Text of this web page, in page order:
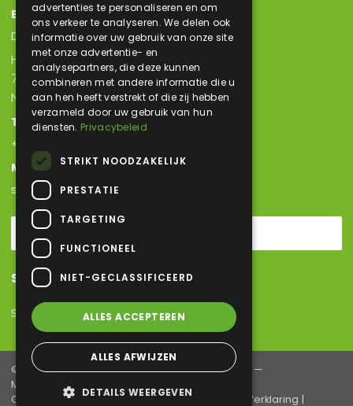
Bezoekadres
Dutch Bolting Company B.V.
Hoornaar 11
7317 BR Apeldoorn
Nederland
Telefoon
+31 (0) 55 303 2180
Mail
sales@hetraco.com
Sitemap
Sitemap
© 2026 Hetraco B.V. —Concept en design door
—
Maatwerk website
Cookies
WCAG verklaring Sitemap Privacy Verklaring
advertenties te personaliseren en om
ons verkeer te analyseren. We delen ook
informatie over uw gebruik van onze site
met onze advertentie- en
analysepartners, die deze kunnen
combineren met andere informatie die u
aan hen heeft verstrekt of die zij hebben
verzameld door uw gebruik van hun
diensten. Privacybeleid
STRIKT NOODZAKELIJK
PRESTATIE
TARGETING
FUNCTIONEEL
NIET-GECLASSIFICEERD
ALLES ACCEPTEREN
ALLES AFWIJZEN
DETAILS WEERGEVEN